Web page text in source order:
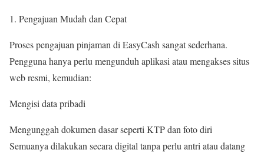
Pengajuan Mudah dan Cepat
Proses pengajuan pinjaman di EasyCash sangat sederhana.
Pengguna hanya perlu mengunduh aplikasi atau mengakses situs
web resmi, kemudian:
Mengisi data pribadi
Mengunggah dokumen dasar seperti KTP dan foto diri
Semuanya dilakukan secara digital tanpa perlu antri atau datang